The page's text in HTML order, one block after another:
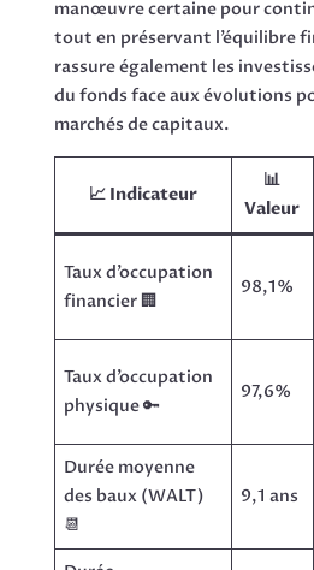
manœuvre certaine pour
tout en préservant l’équilibre
rassure également les
du fonds face aux évolutions
marchés de capitaux.
📈 Indicateur
📊
Valeur
Taux d’occupation
financier 🏢
98,1%
Taux d’occupation
physique 🔑
97,6%
Durée moyenne
des baux (WALT)
📆
9,1 ans